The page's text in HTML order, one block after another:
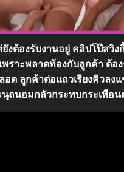
งต้องรับงานอยู่ คลิปโป๊สวิงกิ้
ราะพลาดท้องกับลูกค้า ต้อง
ลอด ลูกค้าต่อแถวเรียงคิวลง
ถนอมกลัวกระทบกระเทือน